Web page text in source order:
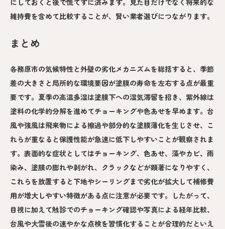
維持費を含めて比較することが、賢い業者選びにつながります。
まとめ
各務原市の気候特性と外壁の劣化メカニズムを総括すると、季節
差の大きさと局所的な環境要因が塗膜の寿命を左右する点が最重
要です。夏季の高温多湿は塗膜下への湿気滞留を招き、紫外線は
塗料の化学的分解を進めてチョーキングや色あせを早めます。台
風や強風は飛来物による擦過や部分的な塗膜薄化を生じさせ、こ
れらが重なると保護性能が急速に低下しやすいことが観察されま
す。表面的な症状としてはチョーキング、色あせ、藻やカビ、雨
染み、塗膜の膨れや剥がれ、クラックなどが顕著になりやすく、
これらを放置すると下地やシーリングまで劣化が拡大して補修費
用が増大しやすい特徴がある点に注意が必要です。したがって、
目視に加えて触診でのチョーキング確認や写真による経年比較、
台風や大雪後の速やかな点検を習慣化することが合理的だといえ